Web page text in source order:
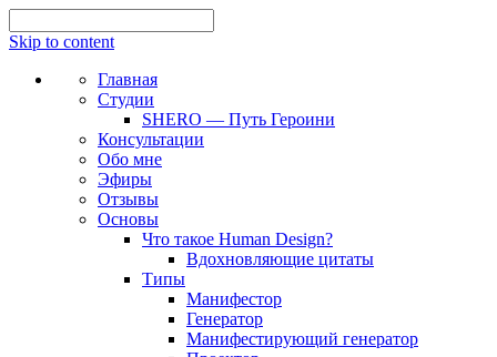
Skip to content
Главная
Студии
SHERO — Путь Героини
Консультации
Обо мне
Эфиры
Отзывы
Основы
Что такое Human Design?
Вдохновляющие цитаты
Типы
Манифестор
Генератор
Манифестирующий генератор